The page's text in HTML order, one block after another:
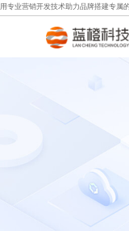
用专业营销开发技术助力品牌搭建专属